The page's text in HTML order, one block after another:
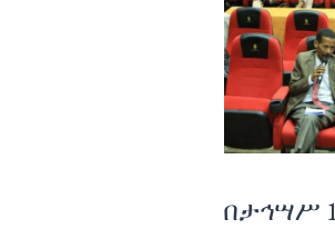
በታኅሣሥ